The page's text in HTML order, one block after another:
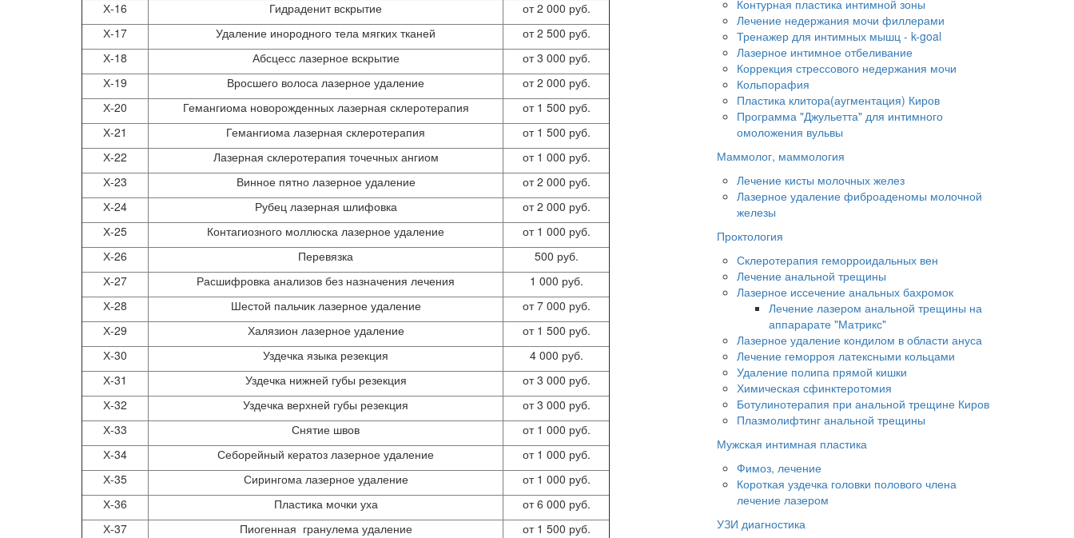
Х-16
Гидраденит вскрытие
от 2 000 руб.
Х-17
Удаление инородного тела мягких тканей
от 2 500 руб.
Х-18
Абсцесс лазерное вскрытие
от 3 000 руб.
Х-19
Вросшего волоса лазерное удаление
от 2 000 руб.
Х-20
Гемангиома новорожденных лазерная склеротерапия
от 1 500 руб.
Х-21
Гемангиома лазерная склеротерапия
от 1 500 руб.
Х-22
Лазерная склеротерапия точечных ангиом
от 1 000 руб.
Х-23
Винное пятно лазерное удаление
от 2 000 руб.
Х-24
Рубец лазерная шлифовка
от 2 000 руб.
Х-25
Контагиозного моллюска лазерное удаление
от 1 000 руб.
Х-26
Перевязка
500 руб.
Х-27
Расшифровка анализов без назначения лечения
1 000 руб.
Х-28
Шестой пальчик лазерное удаление
от 7 000 руб.
Х-29
Халязион лазерное удаление
от 1 500 руб.
Х-30
Уздечка языка резекция
4 000 руб.
Х-31
Уздечка нижней губы резекция
от 3 000 руб.
Х-32
Уздечка верхней губы резекция
от 3 000 руб.
Х-33
Снятие швов
от 1 000 руб.
Х-34
Себорейный кератоз лазерное удаление
от 1 000 руб.
Х-35
Сирингома лазерное удаление
от 1 000 руб.
Х-36
Пластика мочки уха
от 6 000 руб.
Х-37
Пиогенная гранулема удаление
от 1 500 руб.
Контурная пластика интимной зоны
Лечение недержания мочи филлерами
Тренажер для интимных мышц - k-goal
Лазерное интимное отбеливание
Коррекция стрессового недержания мочи
Кольпорафия
Пластика клитора(аугментация) Киров
Программа "Джульетта" для интимного
омоложения вульвы
Маммолог, маммология
Лечение кисты молочных желез
Лазерное удаление фиброаденомы молочной
железы
Проктология
Склеротерапия геморроидальных вен
Лечение анальной трещины
Лазерное иссечение анальных бахромок
Лечение лазером анальной трещины на
аппарарате "Матрикс"
Лазерное удаление кондилом в области ануса
Лечение геморроя латексными кольцами
Удаление полипа прямой кишки
Химическая сфинктеротомия
Ботулинотерапия при анальной трещине Киров
Плазмолифтинг анальной трещины
Мужская интимная пластика
Фимоз, лечение
Короткая уздечка головки полового члена
лечение лазером
УЗИ диагностика